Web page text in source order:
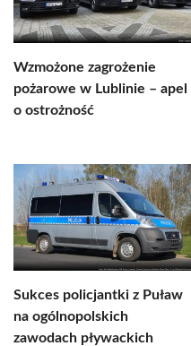
Wzmożone zagrożenie
pożarowe w Lublinie – apel
o ostrożność
Sukces policjantki z Puław
na ogólnopolskich
zawodach pływackich